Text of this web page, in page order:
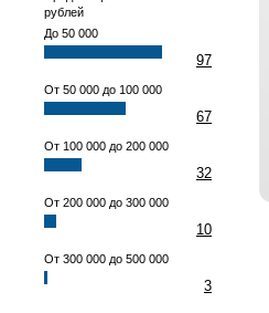
рублей
До 50 000
97
От 50 000 до 100 000
67
От 100 000 до 200 000
32
От 200 000 до 300 000
10
От 300 000 до 500 000
3